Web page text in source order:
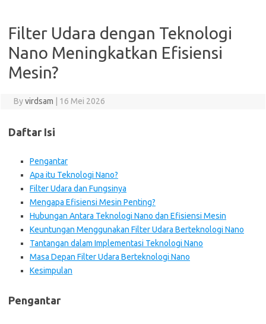
Filter Udara dengan Teknologi
Nano Meningkatkan Efisiensi
Mesin?
Byvirdsam 16 Mei 2026
Daftar Isi
Pengantar
Apa itu Teknologi Nano?
Filter Udara dan Fungsinya
Mengapa Efisiensi Mesin Penting?
Hubungan Antara Teknologi Nano dan Efisiensi Mesin
Keuntungan Menggunakan Filter Udara Berteknologi Nano
Tantangan dalam Implementasi Teknologi Nano
Masa Depan Filter Udara Berteknologi Nano
Kesimpulan
Pengantar